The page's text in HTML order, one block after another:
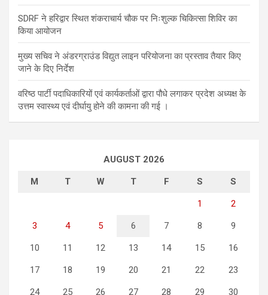
SDRF ने हरिद्वार स्थित शंकराचार्य चौक पर निःशुल्क चिकित्सा शिविर का
किया आयोजन
मुख्य सचिव ने अंडरग्राउंड विद्युत लाइन परियोजना का प्रस्ताव तैयार किए
जाने के दिए निर्देश
वरिष्ठ पार्टी पदाधिकारियों एवं कार्यकर्ताओं द्वारा पौधे लगाकर प्रदेश अध्यक्ष के
उत्तम स्वास्थ्य एवं दीर्घायु होने की कामना की गई ।
AUGUST 2026
M T W T F S S
1 2
3 4 5 6 7 8 9
10 11 12 13 14 15 16
17 18 19 20 21 22 23
24 25 26 27 28 29 30